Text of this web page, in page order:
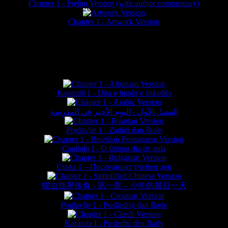
Chapter 1 - Prelim Version (with author commentary)
Chapter 1 - Artwork Version
Kapitulli 1 - Dita e fundit e shkollës
الفصل الأول - اليوم الأخير في المدرسة
Poglavlje 1 - Zadnji dan škole
Capítulo I - O último dia de aula
Глава 1 – Последният учебен ден
蠕虫世界传奇 - 第一章 – 小学的最后一天
Poglavlje 1 - Posljednji dan škole
Kapitola I - Poslední den školy
website © Daniel Lieske 2026 - Wormworld® is a registered